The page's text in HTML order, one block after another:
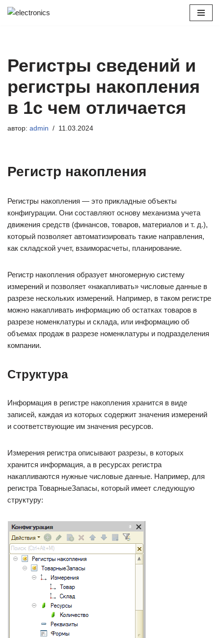
Регистры сведений и
регистры накопления
в 1с чем отличается
автор: admin 11.03.2024
Регистр накопления
Регистры накопления — это прикладные объекты
конфигурации. Они составляют основу механизма учета
движения средств (финансов, товаров, материалов и т. д.),
который позволяет автоматизировать такие направления,
как складской учет, взаиморасчеты, планирование.
Регистр накопления образует многомерную систему
измерений и позволяет «накапливать» числовые данные в
разрезе нескольких измерений. Например, в таком регистре
можно накапливать информацию об остатках товаров в
разрезе номенклатуры и склада, или информацию об
объемах продаж в разрезе номенклатуры и подразделения
компании.
Структура
Информация в регистре накопления хранится в виде
записей, каждая из которых содержит значения измерений
и соответствующие им значения ресурсов.
Измерения регистра описывают разрезы, в которых
хранится информация, а в ресурсах регистра
накапливаются нужные числовые данные. Например, для
регистра ТоварныеЗапасы, который имеет следующую
структуру: